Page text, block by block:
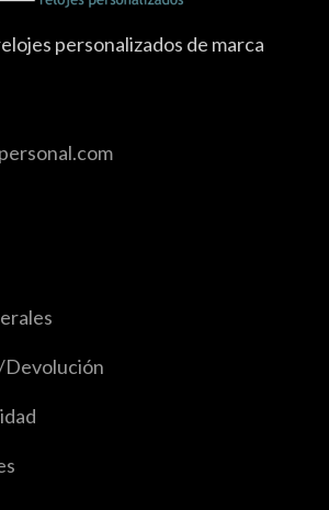
personalizados de marca
Devolución